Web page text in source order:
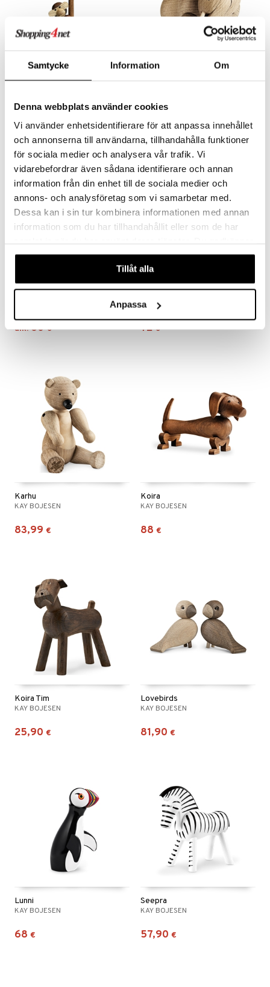
Samtycke Information Om
Denna webbplats använder cookies
Vi använder enhetsidentifierare för att anpassa innehållet
och annonserna till användarna, tillhandahålla funktioner
för sociala medier och analysera vår trafik. Vi
vidarebefordrar även sådana identifierare och annan
information från din enhet till de sociala medier och
annons- och analysföretag som vi samarbetar med.
Dessa kan i sin tur kombinera informationen med annan
information som du har tillhandahållit eller som de har
våra cookies vid fortsatt användande av vår webbplats.
Tillåt alla
Anpassa
Saatavana useana vaihtoehtona
KAY BOJESEN
alk.65 €
KAY BOJESEN
128 €
Saatavana useana vaihtoehtona
Hevonen
alk.60 €
KAY BOJESEN
72 €
Karhu
KAY BOJESEN
83,99 €
Koira
KAY BOJESEN
88 €
Koira Tim
KAY BOJESEN
25,90 €
Lovebirds
KAY BOJESEN
81,90 €
Lunni
KAY BOJESEN
68 €
Seepra
KAY BOJESEN
57,90 €